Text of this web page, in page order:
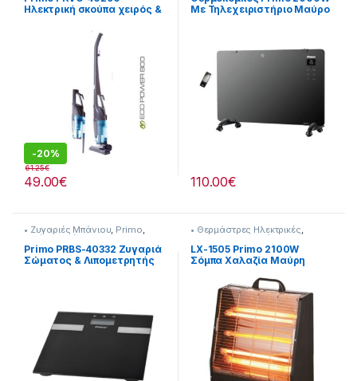
Ηλεκτρική σκούπα χειρός &
-20%
49.00€
61.25€
Mε Τηλεχειριστήριο Μαύρο
110.00€
• Ζυγαριές Μπάνιου, Primo,
Υγεία-Ευεξία
Primo PRBS-40332 Ζυγαριά
Σώματος & Λιπομετρητής
• Θερμάστρες Ηλεκτρικές,
Primo Κλιματισμός &
Θέρμανση
LX-1505 Primo 2100W
Σόμπα Χαλαζία Μαύρη